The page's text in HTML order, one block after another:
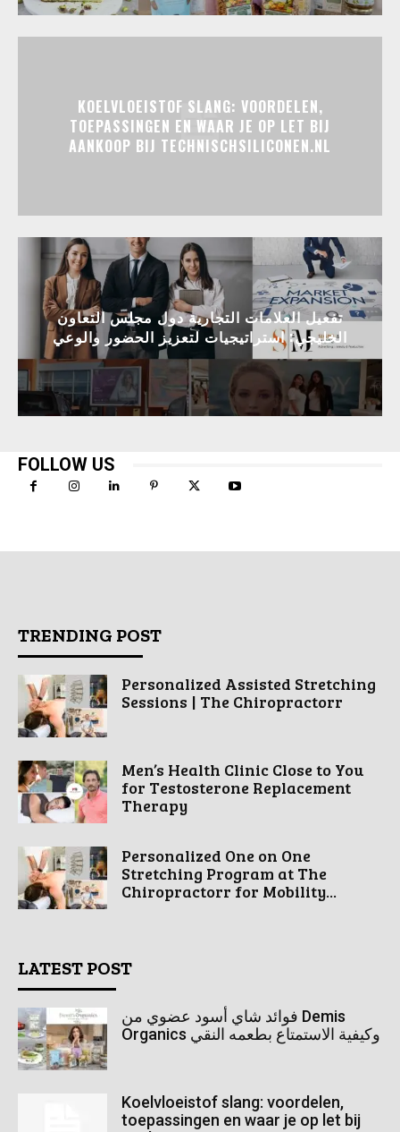
KOELVLOEISTOF SLANG: VOORDELEN,
TOEPASSINGEN EN WAAR JE OP LET BIJ
AANKOOP BIJ TECHNISCHSILICONEN.NL
تفعيل العلامات التجارية دول مجلس التعاون
الخليجي: استراتيجيات لتعزيز الحضور والوعي
FOLLOW US
TRENDING POST
Personalized Assisted Stretching
Sessions | The Chiropractorr
Men’s Health Clinic Close to You
for Testosterone Replacement
Therapy
Personalized One on One
Stretching Program at The
Chiropractorr for Mobility...
LATEST POST
فوائد شاي أسود عضوي من Demis
Organics وكيفية الاستمتاع بطعمه النقي
Koelvloeistof slang: voordelen,
toepassingen en waar je op let bij